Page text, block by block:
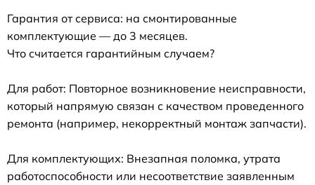
Гарантия от сервиса: на смонтированные
комплектующие — до 3 месяцев.
Что считается гарантийным случаем?
Для работ: Повторное возникновение неисправности,
который напрямую связан с качеством проведенного
ремонта (например, некорректный монтаж запчасти).
Для комплектующих: Внезапная поломка, утрата
работоспособности или несоответствие заявленным